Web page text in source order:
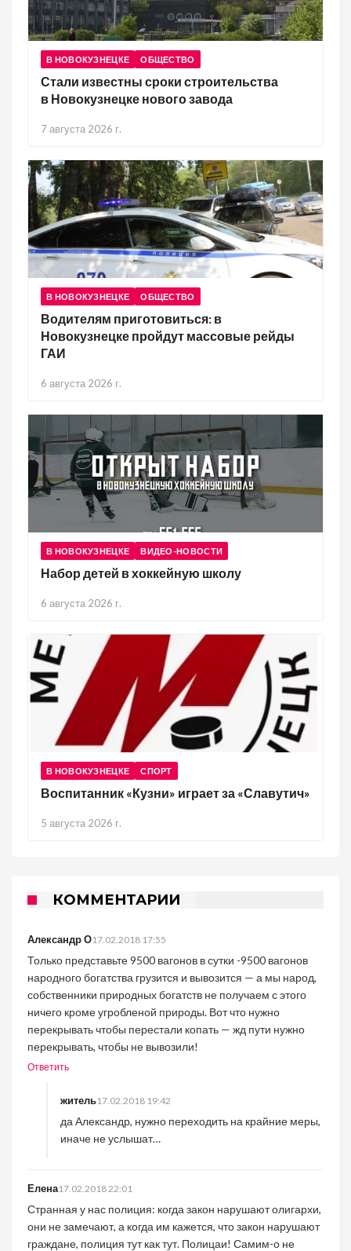
В НОВОКУЗНЕЦКЕ ОБЩЕСТВО
Стали известны сроки строительства
в Новокузнецке нового завода
7 августа 2026 г.
В НОВОКУЗНЕЦКЕ ОБЩЕСТВО
Водителям приготовиться: в
Новокузнецке пройдут массовые рейды
ГАИ
6 августа 2026 г.
В НОВОКУЗНЕЦКЕ ВИДЕО-НОВОСТИ
Набор детей в хоккейную школу
6 августа 2026 г.
В НОВОКУЗНЕЦКЕ СПОРТ
Воспитанник «Кузни» играет за «Славутич»
5 августа 2026 г.
КОММЕНТАРИИ
Александр О17.02.2018 17:55
Только представьте 9500 вагонов в сутки -9500 вагонов
народного богатства грузится и вывозится — а мы народ,
собственники природных богатств не получаем с этого
ничего кроме угробленой природы. Вот что нужно
перекрывать чтобы перестали копать — жд пути нужно
перекрывать, чтобы не вывозили!
Ответить
житель17.02.2018 19:42
да Александр, нужно переходить на крайние меры,
иначе не услышат…
Елена17.02.2018 22:01
Странная у нас полиция: когда закон нарушают олигархи,
они не замечают, а когда им кажется, что закон нарушают
граждане, полиция тут как тут. Полицаи! Самим-о не